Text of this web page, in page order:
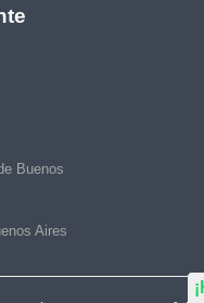
Buenos
Aires